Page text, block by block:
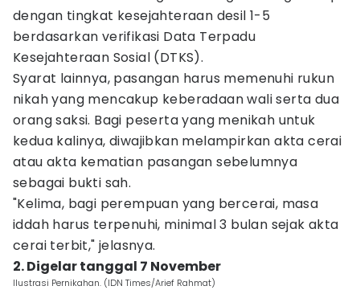
dengan tingkat kesejahteraan desil 1-5
berdasarkan verifikasi Data Terpadu
Kesejahteraan Sosial (DTKS).
Syarat lainnya, pasangan harus memenuhi rukun
nikah yang mencakup keberadaan wali serta dua
orang saksi. Bagi peserta yang menikah untuk
kedua kalinya, diwajibkan melampirkan akta cerai
atau akta kematian pasangan sebelumnya
sebagai bukti sah.
"Kelima, bagi perempuan yang bercerai, masa
iddah harus terpenuhi, minimal 3 bulan sejak akta
cerai terbit," jelasnya.
2. Digelar tanggal 7 November
Ilustrasi Pernikahan. (IDN Times/Arief Rahmat)